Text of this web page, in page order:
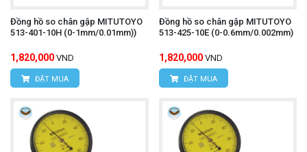
Đồng hồ so chân gập MITUTOYO
513-401-10H (0-1mm/0.01mm))
1,820,000 VND
ĐẶT MUA
Đồng hồ so chân gập MITUTOYO
513-425-10E (0-0.6mm/0.002mm)
1,820,000 VND
ĐẶT MUA